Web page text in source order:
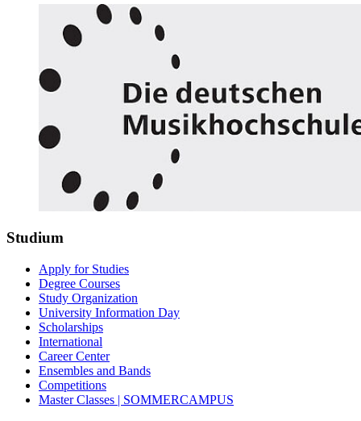
Studium
Apply for Studies
Degree Courses
Study Organization
University Information Day
Scholarships
International
Career Center
Ensembles and Bands
Competitions
Master Classes | SOMMERCAMPUS